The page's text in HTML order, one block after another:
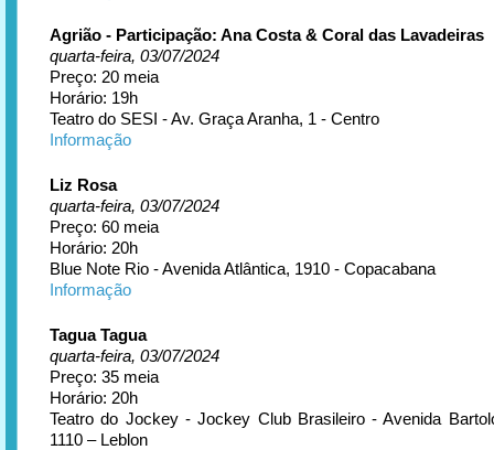
Agrião - Participação: Ana Costa & Coral das Lavadeiras
quarta-feira, 03/07/2024
Preço: 20 meia
Horário: 19h
Teatro do SESI - Av. Graça Aranha, 1 - Centro
Informação
Liz Rosa
quarta-feira, 03/07/2024
Preço: 60 meia
Horário: 20h
Blue Note Rio - Avenida Atlântica, 1910 - Copacabana
Informação
Tagua Tagua
quarta-feira, 03/07/2024
Preço: 35 meia
Horário: 20h
Teatro do Jockey - Jockey Club Brasileiro - Avenida
1110 – Leblon